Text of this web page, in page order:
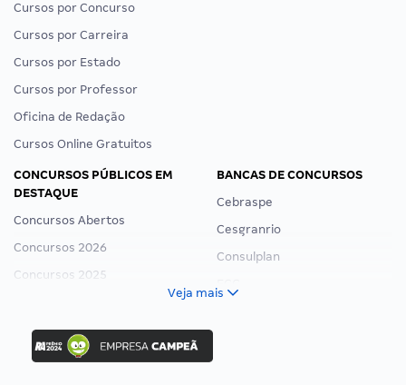
Cursos por Concurso
Cursos por Carreira
Cursos por Estado
Cursos por Professor
Oficina de Redação
Cursos Online Gratuitos
CONCURSOS PÚBLICOS EM
DESTAQUE
Concursos Abertos
Concursos 2026
Concursos 2025
Concurso Ibama
Concurso MPU
BANCAS DE CONCURSOS
Cebraspe
Cesgranrio
Consulplan
Veja mais